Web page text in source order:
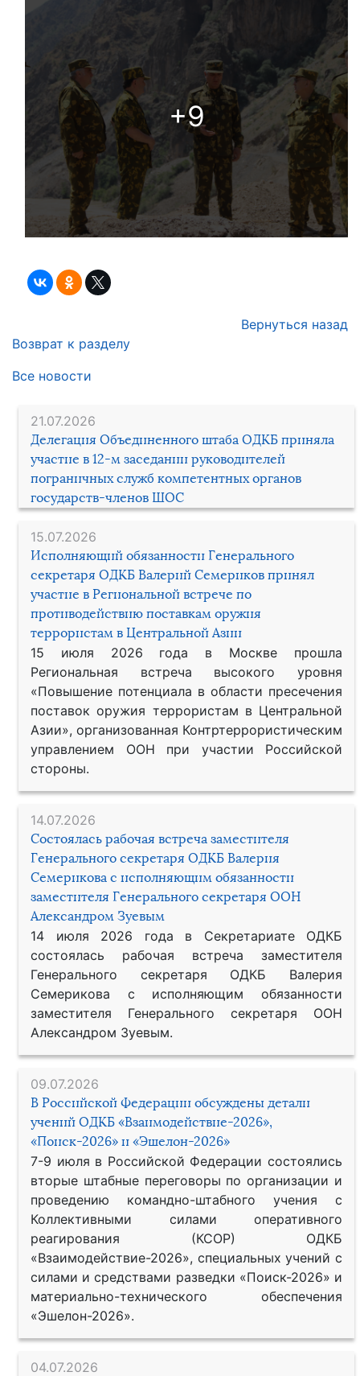
21.07.2026
Делегация Объединенного штаба ОДКБ приняла
участие в 12-м заседании руководителей
пограничных служб компетентных органов
государств-членов ШОС
15.07.2026
Исполняющий обязанности Генерального
секретаря ОДКБ Валерий Семериков принял
участие в Региональной встрече по
противодействию поставкам оружия
террористам в Центральной Азии
15 июля 2026 года в Москве прошла
Региональная встреча высокого уровня
«Повышение потенциала в области пресечения
поставок оружия террористам в Центральной
Азии», организованная Контртеррористическим
управлением ООН при участии Российской
стороны.
14.07.2026
Состоялась рабочая встреча заместителя
Генерального секретаря ОДКБ Валерия
Семерикова с исполняющим обязанности
заместителя Генерального секретаря ООН
Александром Зуевым
14 июля 2026 года в Секретариате ОДКБ
состоялась рабочая встреча заместителя
Генерального секретаря ОДКБ Валерия
Семерикова с исполняющим обязанности
заместителя Генерального секретаря ООН
Александром Зуевым.
09.07.2026
В Российской Федерации обсуждены детали
учений ОДКБ «Взаимодействие-2026»,
«Поиск-2026» и «Эшелон-2026»
7-9 июля в Российской Федерации состоялись
вторые штабные переговоры по организации и
проведению командно-штабного учения с
Коллективными силами оперативного
реагирования (КСОР) ОДКБ
«Взаимодействие-2026», специальных учений с
силами и средствами разведки «Поиск-2026» и
материально-технического обеспечения
«Эшелон-2026».
04.07.2026
+9
Вернуться назад
Возврат к разделу
Все новости